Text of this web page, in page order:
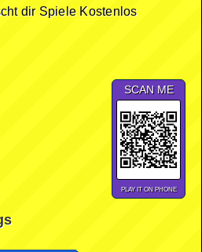
dir Spiele Kostenlos
SCAN ME
PLAY IT ON PHONE